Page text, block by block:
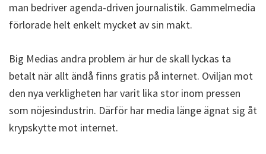
man bedriver agenda-driven journalistik. Gammelmedia
förlorade helt enkelt mycket av sin makt.
Big Medias andra problem är hur de skall lyckas ta
betalt när allt ändå finns gratis på internet. Oviljan mot
den nya verkligheten har varit lika stor inom pressen
som nöjesindustrin. Därför har media länge ägnat sig åt
krypskytte mot internet.